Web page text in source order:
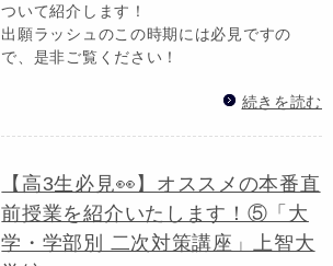
ついて紹介します！
出願ラッシュのこの時期には必見ですの
で、是非ご覧ください！
続きを読む
【高3生必見👀】オススメの本番直
前授業を紹介いたします！⑤「大
学・学部別 二次対策講座」上智大